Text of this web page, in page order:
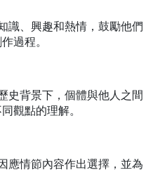
、興趣和熱情，鼓勵他們
過程。
背景下，個體與他人之間
觀點的理解。
情節內容作出選擇，並為